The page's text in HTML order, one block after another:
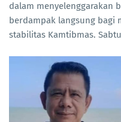
dalam menyelenggarakan
berdampak langsung bagi
stabilitas Kamtibmas.